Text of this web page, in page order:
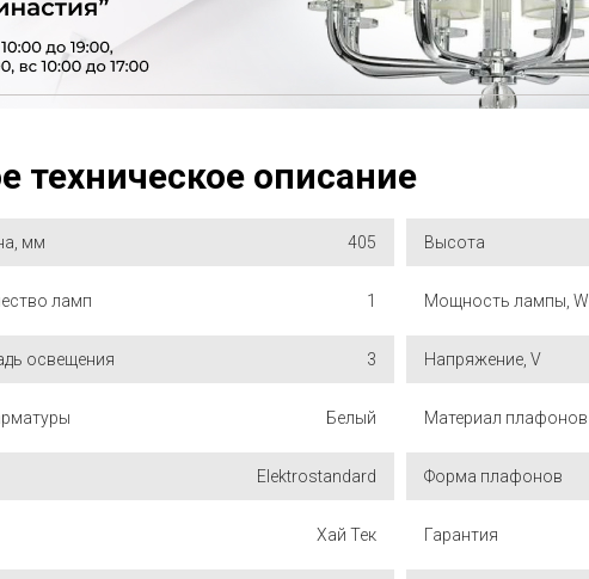
техническое описание
мм 405 Высота
ламп 1 Мощность лампы, W
освещения 3 Напряжение, V
Белый Материал плафонов
Elektrostandard Форма плафонов
Хай Тек Гарантия